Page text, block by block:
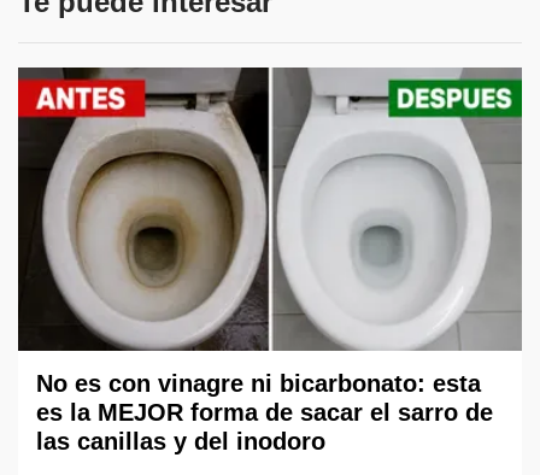
No es con vinagre ni bicarbonato: esta
es la MEJOR forma de sacar el sarro de
las canillas y del inodoro